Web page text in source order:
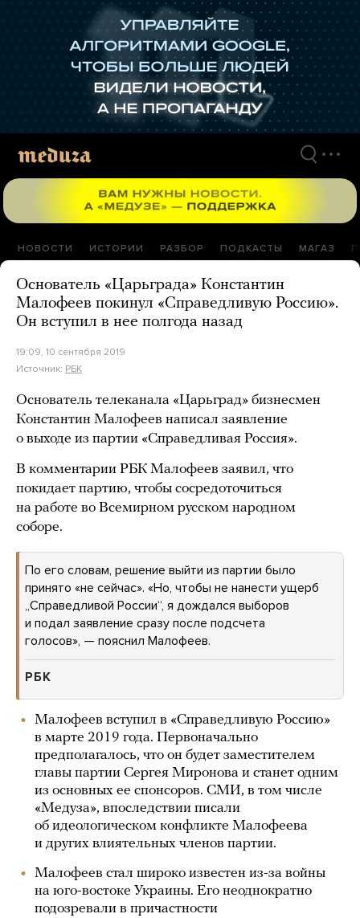
НОВОСТИ ИСТОРИИ РАЗБОР ПОДКАСТЫ МАГАЗ
Основатель «Царьграда» Константин
Малофеев покинул «Справедливую Россию».
Он вступил в нее полгода назад
19:09, 10 сентября 2019
Источник: РБК
Основатель телеканала «Царьград» бизнесмен
Константин Малофеев написал заявление
о выходе из партии «Справедливая Россия».
В комментарии РБК Малофеев заявил, что
покидает партию, чтобы сосредоточиться
на работе во Всемирном русском народном
соборе.
По его словам, решение выйти из партии было
принято «не сейчас». «Но, чтобы не нанести ущерб
„Справедливой России“, я дождался выборов
и подал заявление сразу после подсчета
голосов», — пояснил Малофеев.
РБК
Малофеев вступил в «Справедливую Россию»
в марте 2019 года. Первоначально
предполагалось, что он будет заместителем
главы партии Сергея Миронова и станет одним
из основных ее спонсоров. СМИ, в том числе
«Медуза», впоследствии писали
об идеологическом конфликте Малофеева
и других влиятельных членов партии.
Малофеев стал широко известен из-за войны
на юго-востоке Украины. Его неоднократно
подозревали в причастности